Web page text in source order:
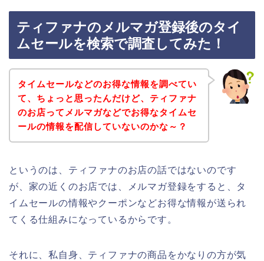
ティファナのメルマガ登録後のタイ
ムセールを検索で調査してみた！
タイムセールなどのお得な情報を調べてい
て、ちょっと思ったんだけど、ティファナ
のお店ってメルマガなどでお得なタイムセ
ールの情報を配信していないのかな～？
というのは、ティファナのお店の話ではないのです
が、家の近くのお店では、メルマガ登録をすると、タ
イムセールの情報やクーポンなどお得な情報が送られ
てくる仕組みになっているからです。
それに、私自身、ティファナの商品をかなりの方が気